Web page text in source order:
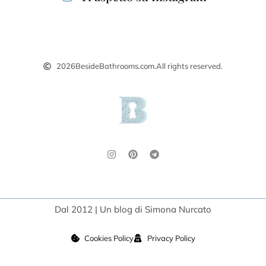
2026BesideBathrooms.com.All rights reserved.
Dal 2012 | Un blog di Simona Nurcato
Cookies Policy Privacy Policy